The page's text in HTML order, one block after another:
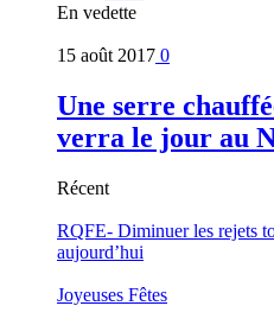
En vedette
15 août 2017 0
Une serre
verra le jour au
Récent
RQFE- Diminuer les rejets
aujourd’hui
Joyeuses Fêtes